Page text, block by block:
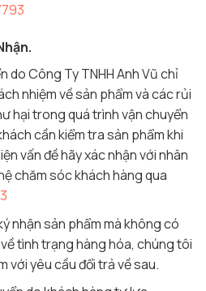
do Công Ty TNHH Anh Vũ chỉ
nhiệm về sản phẩm và các rủi
hại trong quá trình vận chuyển
cần kiểm tra sản phẩm khi
vấn đề hãy xác nhận với nhân
chăm sóc khách hàng qua
nhận sản phẩm mà không có
tình trạng hàng hóa, chúng tôi
với yêu cầu đổi trả về sau.